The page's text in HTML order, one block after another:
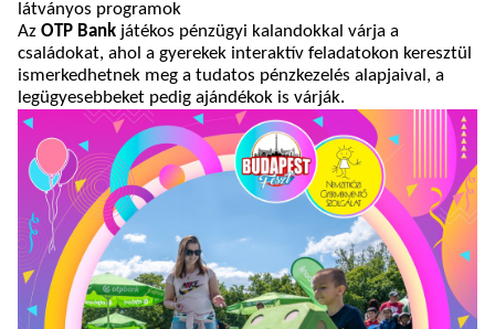
látványos programok
Az OTP Bank játékos pénzügyi kalandokkal várja a
családokat, ahol a gyerekek interaktív feladatokon keresztül
ismerkedhetnek meg a tudatos pénzkezelés alapjaival, a
legügyesebbeket pedig ajándékok is várják.